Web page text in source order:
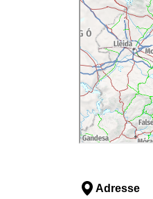
Adresse